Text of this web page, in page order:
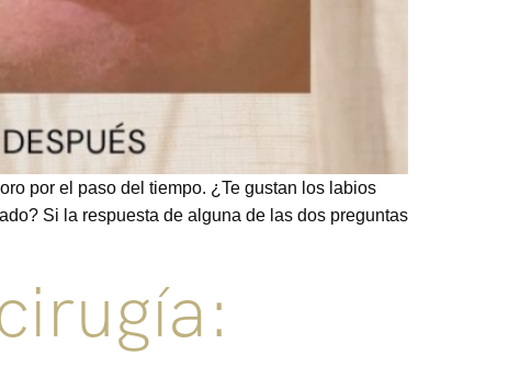
por el paso del tiempo. ¿Te gustan los labios
Si la respuesta de alguna de las dos preguntas